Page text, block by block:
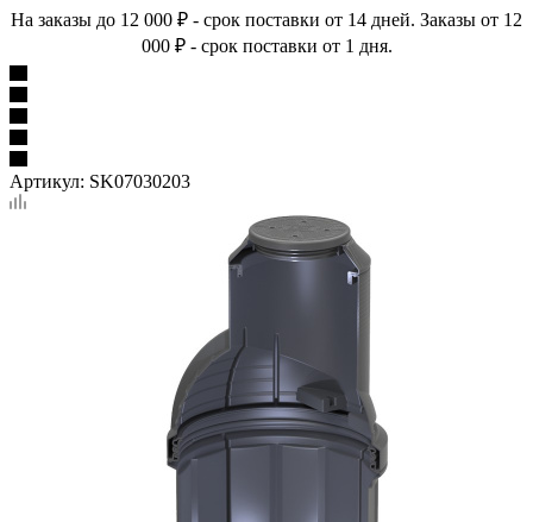
На заказы до 12 000 ₽ - срок поставки от 14 дней. Заказы от 12
000 ₽ - срок поставки от 1 дня.
Артикул: SK07030203